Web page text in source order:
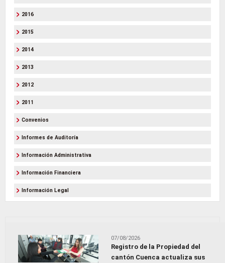
2016
2015
2014
2013
2012
2011
Convenios
Informes de Auditoría
Información Administrativa
Información Financiera
Información Legal
07/08/2026
Registro de la Propiedad del
cantón Cuenca actualiza sus